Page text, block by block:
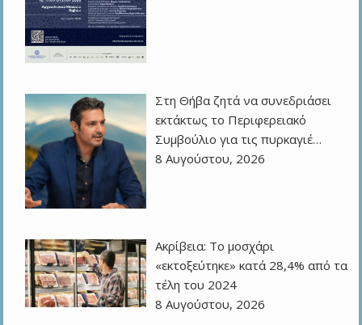
Στη Θήβα ζητά να συνεδριάσει
εκτάκτως το Περιφερειακό
Συμβούλιο για τις πυρκαγιέ…
8 Αυγούστου, 2026
Ακρίβεια: Το μοσχάρι
«εκτοξεύτηκε» κατά 28,4% από τα
τέλη του 2024
8 Αυγούστου, 2026